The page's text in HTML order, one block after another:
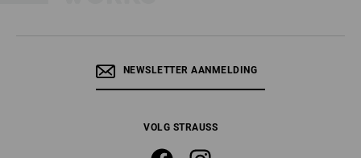
NEWSLETTER AANMELDING
VOLG STRAUSS